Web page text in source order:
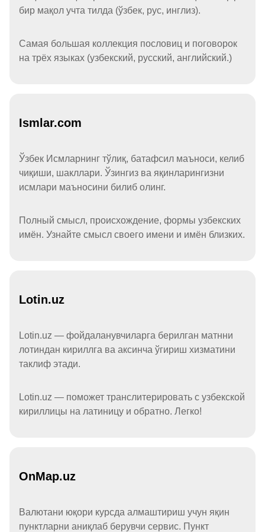
бир мақол учта тилда (ўзбек, рус, инглиз).
Самая большая коллекция пословиц и поговорок
на трёх языках (узбекский, русский, английский.)
Ismlar.com
Ўзбек Исмларнинг тўлиқ, батафсил маъноси, келиб
чиқиши, шакллари. Ўзингиз ва яқинларингизни
исмлари маъносини билиб олинг.
Полный смысл, происхождение, формы узбекских
имён. Узнайте смысл своего имени и имён близких.
Lotin.uz
Lotin.uz — фойдаланувчиларга берилган матнни
лотиндан кириллга ва аксинча ўгириш хизматини
таклиф этади.
Lotin.uz — поможет транслитерировать с узбекской
кириллицы на латиницу и обратно. Легко!
OnMap.uz
Валютани юқори курсда алмаштириш учун яқин
пунктларни аниқлаб берувчи сервис. Пункт